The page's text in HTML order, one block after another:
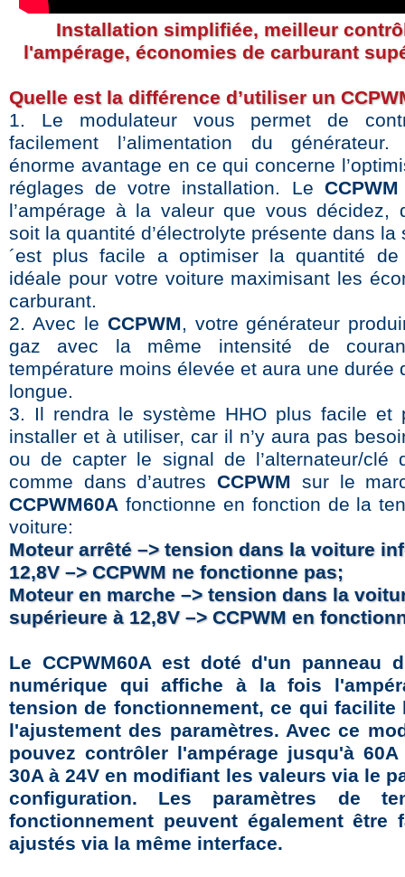
Installation simplifiée, meilleur
l'ampérage, économies de carburant
Quelle est la différence d’utiliser un
1. Le modulateur vous permet de
facilement l’alimentation du
énorme avantage en ce qui concerne
réglages de votre installation. Le CCPWM
l’ampérage à la valeur que vous décidez,
soit la quantité d’électrolyte présente dans la
´est plus facile a optimiser la quantité de
idéale pour votre voiture maximisant les
carburant.
2. Avec le CCPWM, votre générateur
gaz avec la même intensité de
température moins élevée et aura une durée
longue.
3. Il rendra le système HHO plus facile et
installer et à utiliser, car il n’y aura pas
ou de capter le signal de l’alternateur/clé
comme dans d’autresCCPWM sur le
CCPWM60A fonctionne en fonction de la
voiture:
Moteur arrêté –> tension dans la voiture
12,8V –> CCPWM ne fonctionne pas;
Moteur en marche –> tension dans la
supérieure à 12,8V –> CCPWM en
Le CCPWM60A est doté d'un panneau
numérique qui affiche à la fois
tension de fonctionnement, ce qui facilite
l'ajustement des paramètres. Avec ce
pouvez contrôler l'ampérage jusqu'à
30A à 24V en modifiant les valeurs via le
configuration. Les paramètres de
fonctionnement peuvent également être
ajustés via la même interface.